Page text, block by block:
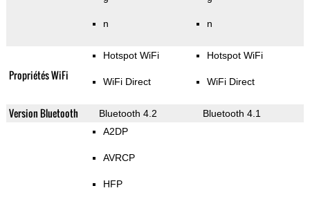
n n
Propriétés WiFi
Hotspot WiFi
WiFi Direct
Hotspot WiFi
WiFi Direct
Version Bluetooth Bluetooth 4.2 Bluetooth 4.1
A2DP
AVRCP
HFP